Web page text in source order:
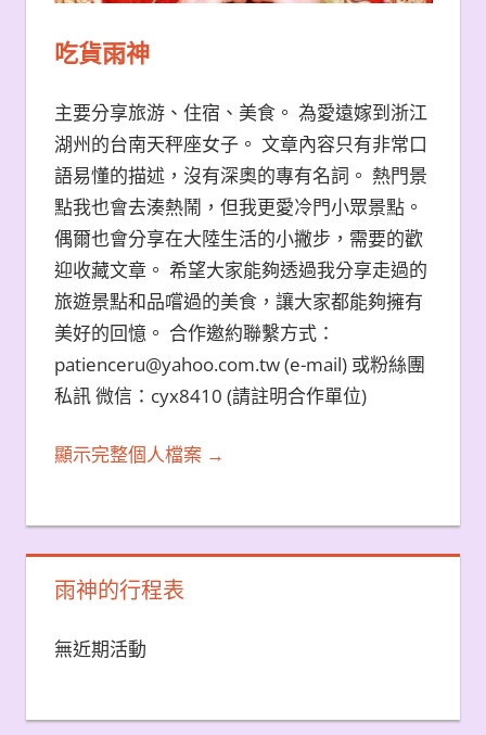
吃貨雨神
主要分享旅游、住宿、美食。 為愛遠嫁到浙江
湖州的台南天秤座女子。 文章內容只有非常口
語易懂的描述，沒有深奧的專有名詞。 熱門景
點我也會去湊熱鬧，但我更愛冷門小眾景點。
偶爾也會分享在大陸生活的小撇步，需要的歡
迎收藏文章。 希望大家能夠透過我分享走過的
旅遊景點和品嚐過的美食，讓大家都能夠擁有
美好的回憶。 合作邀約聯繫方式：
patienceru@yahoo.com.tw (e-mail) 或粉絲團
私訊 微信：cyx8410 (請註明合作單位)
顯示完整個人檔案 →
雨神的行程表
無近期活動